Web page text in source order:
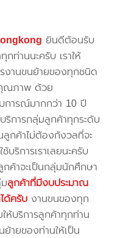
ยินดีต้อนรับ
กท่านนะครับ เราให้
งานขนย้ายของทุกชนิด
ณภาพ ด้วย
การณ์มากกว่า 10 ปี
บริการกลุ่มลูกค้าทุกระดับ
กค้าไม่ต้องกังวลที่จะ
ช้บริการเราเลยนะครับ
กค้าจะเป็นกลุ่มนักศึกษา
ลูกค้าที่มีงบประมาณ
ด้ครับ งานขนของทุก
ให้บริการลูกค้าทุกท่าน
ายของท่านให้เป็น